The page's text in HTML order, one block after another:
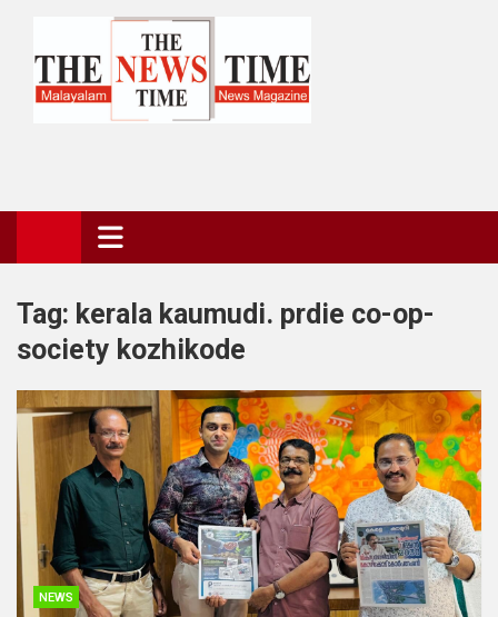
content
Tag: kerala kaumudi. prdie co-op-
society kozhikode
NEWS